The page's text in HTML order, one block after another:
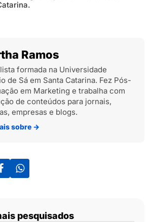
Ramos
formada na Universidade
de Sá em Santa Catarina. Fez Pós-
em Marketing e trabalha com
de conteúdos para jornais,
empresas e blogs.
sobre →
pesquisados